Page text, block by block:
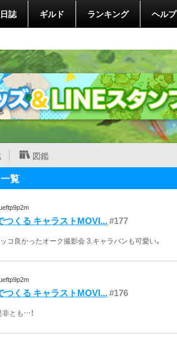
誌 ギルド ランキング ヘルプ
図鑑
覧
つくる キャラストMOVI...#177
コ良かったオーク撮影会 3.キャラバンも可愛い。
つくる キャラストMOVI...#176
とも…！